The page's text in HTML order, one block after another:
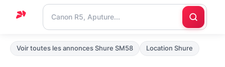
Accueil
Voir toutes les annonces Shure SM58 Location Shure